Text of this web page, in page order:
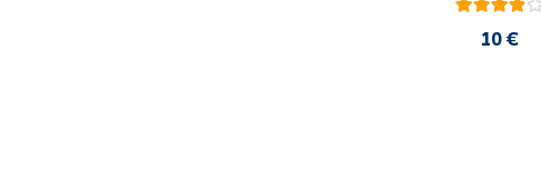
10 €